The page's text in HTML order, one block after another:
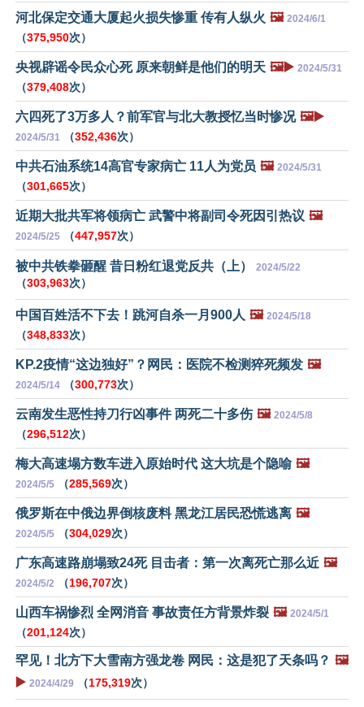
河北保定交通大厦起火损失惨重 传有人纵火 🖼️ 2024/6/1
（375,950次）
央视辟谣令民众心死 原来朝鲜是他们的明天 🖼️▶️ 2024/5/31
（379,408次）
六四死了3万多人？前军官与北大教授忆当时惨况 🖼️▶️
2024/5/31 （352,436次）
中共石油系统14高官专家病亡 11人为党员 🖼️ 2024/5/31
（301,665次）
近期大批共军将领病亡 武警中将副司令死因引热议 🖼️
2024/5/25 （447,957次）
被中共铁拳砸醒 昔日粉红退党反共（上） 2024/5/22
（303,963次）
中国百姓活不下去！跳河自杀一月900人 🖼️ 2024/5/18
（348,833次）
KP.2疫情“这边独好”？网民：医院不检测猝死频发 🖼️
2024/5/14 （300,773次）
云南发生恶性持刀行凶事件 两死二十多伤 🖼️ 2024/5/8
（296,512次）
梅大高速塌方数车进入原始时代 这大坑是个隐喻 🖼️
2024/5/5 （285,569次）
俄罗斯在中俄边界倒核废料 黑龙江居民恐慌逃离 🖼️
2024/5/5 （304,029次）
广东高速路崩塌致24死 目击者：第一次离死亡那么近 🖼️
2024/5/2 （196,707次）
山西车祸惨烈 全网消音 事故责任方背景炸裂 🖼️ 2024/5/1
（201,124次）
罕见！北方下大雪南方强龙卷 网民：这是犯了天条吗？ 🖼️
▶️ 2024/4/29 （175,319次）